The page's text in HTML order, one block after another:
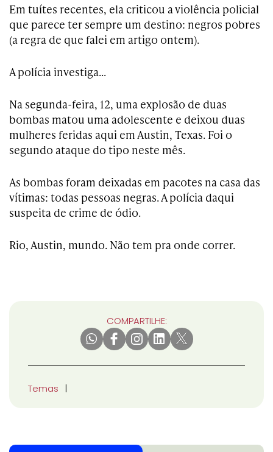
Em tuítes recentes, ela criticou a violência policial
que parece ter sempre um destino: negros pobres
(a regra de que falei em artigo ontem).
A polícia investiga…
Na segunda-feira, 12, uma explosão de duas
bombas matou uma adolescente e deixou duas
mulheres feridas aqui em Austin, Texas. Foi o
segundo ataque do tipo neste mês.
As bombas foram deixadas em pacotes na casa das
vítimas: todas pessoas negras. A polícia daqui
suspeita de crime de ódio.
Rio, Austin, mundo. Não tem pra onde correr.
COMPARTILHE:
Temas